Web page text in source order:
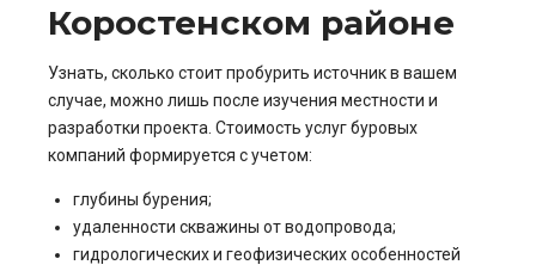
Коростенском районе
Узнать, сколько стоит пробурить источник в вашем
случае, можно лишь после изучения местности и
разработки проекта. Стоимость услуг буровых
компаний формируется с учетом:
глубины бурения;
удаленности скважины от водопровода;
гидрологических и геофизических особенностей